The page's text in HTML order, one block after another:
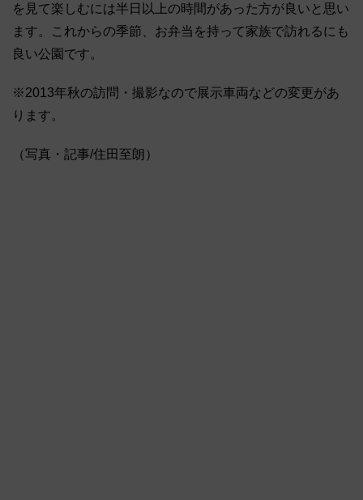
を見て楽しむには半日以上の時間があった方が良いと思い
ます。これからの季節、お弁当を持って家族で訪れるにも
良い公園です。
※2013年秋の訪問・撮影なので展示車両などの変更があ
ります。
（写真・記事/住田至朗）